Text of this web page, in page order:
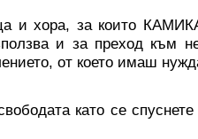
и хора, за които
и за преход към
от което имаш
като се